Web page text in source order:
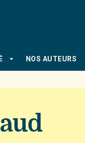
arrow_drop_down NOS AUTEURS